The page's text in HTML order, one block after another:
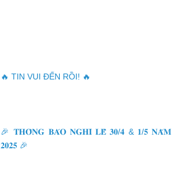
🔥 TIN VUI ĐẾN RỒI! 🔥
🎉 𝐓𝐇𝐎̂𝐍𝐆 𝐁𝐀́𝐎 𝐍𝐆𝐇𝐈̉ 𝐋𝐄̂̃ 𝟑𝟎/𝟒 & 𝟏/𝟓 𝐍𝐀̆𝐌
𝟐𝟎𝟐𝟓 🎉